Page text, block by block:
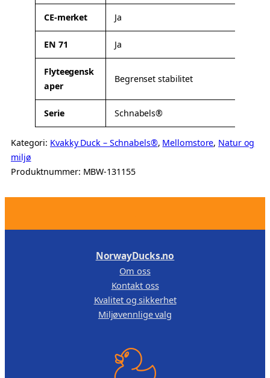
u
t
e
d
i
CE-merket Ja
EN 71 Ja
Flyteegensk
aper
Begrenset stabilitet
Serie Schnabels®
Kategori: Kvakky Duck – Schnabels®, Mellomstore, Natur og
miljø
Produktnummer: MBW-131155
NorwayDucks.no
Om oss
Kontakt oss
Kvalitet og sikkerhet
Miljøvennlige valg